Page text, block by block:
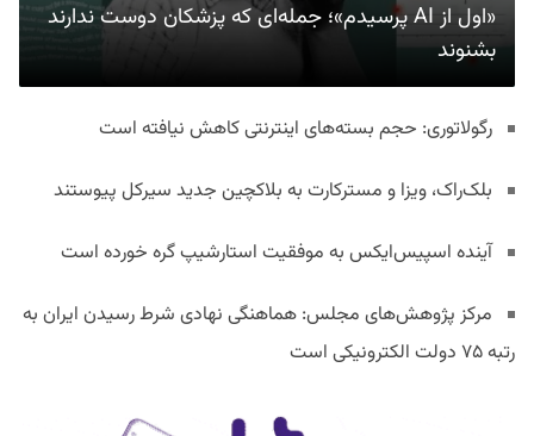
«اول از AI پرسیدم»؛ جمله‌ای که پزشکان دوست ندارند
بشنوند
رگولاتوری: حجم بسته‌های اینترنتی کاهش نیافته است
بلک‌راک، ویزا و مسترکارت به بلاکچین جدید سیرکل پیوستند
آینده اسپیس‌ایکس به موفقیت استارشیپ گره خورده است
مرکز پژوهش‌های مجلس: هماهنگی نهادی شرط رسیدن ایران به
رتبه ۷۵ دولت الکترونیکی است